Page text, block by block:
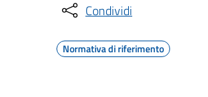
Condividi
Normativa di riferimento